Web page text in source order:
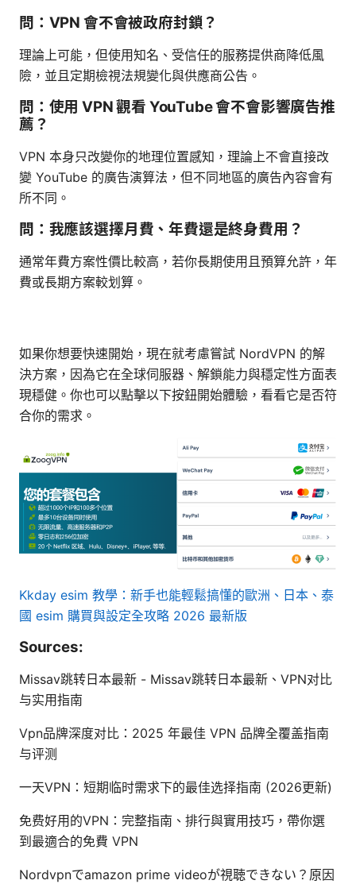
問：VPN 會不會被政府封鎖？
理論上可能，但使用知名、受信任的服務提供商降低風
險，並且定期檢視法規變化與供應商公告。
問：使用 VPN 觀看 YouTube 會不會影響廣告推
薦？
VPN 本身只改變你的地理位置感知，理論上不會直接改
變 YouTube 的廣告演算法，但不同地區的廣告內容會有
所不同。
問：我應該選擇月費、年費還是終身費用？
通常年費方案性價比較高，若你長期使用且預算允許，年
費或長期方案較划算。
如果你想要快速開始，現在就考慮嘗試 NordVPN 的解
決方案，因為它在全球伺服器、解鎖能力與穩定性方面表
現穩健。你也可以點擊以下按鈕開始體驗，看看它是否符
合你的需求。
Kkday esim 教學：新手也能輕鬆搞懂的歐洲、日本、泰
國 esim 購買與設定全攻略 2026 最新版
Sources:
Missav跳转日本最新 - Missav跳转日本最新、VPN对比
与实用指南
Vpn品牌深度对比：2025 年最佳 VPN 品牌全覆盖指南
与评测
一天VPN：短期临时需求下的最佳选择指南 (2026更新)
免费好用的VPN：完整指南、排行與實用技巧，帶你選
到最適合的免費 VPN
Nordvpnでamazon prime videoが視聴できない？原因